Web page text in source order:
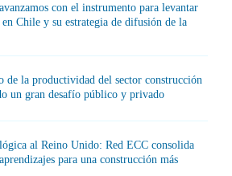
con el instrumento para levantar
Chile y su estrategia de difusión de la
de la productividad del sector construcción
un gran desafío público y privado
al Reino Unido: Red ECC consolida
para una construcción más